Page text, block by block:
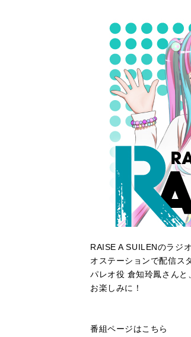
RAISE A SUILENのラジ
オステーションで配信ス
パレオ役 倉知玲鳳さんと
お楽しみに！
番組ページはこちら